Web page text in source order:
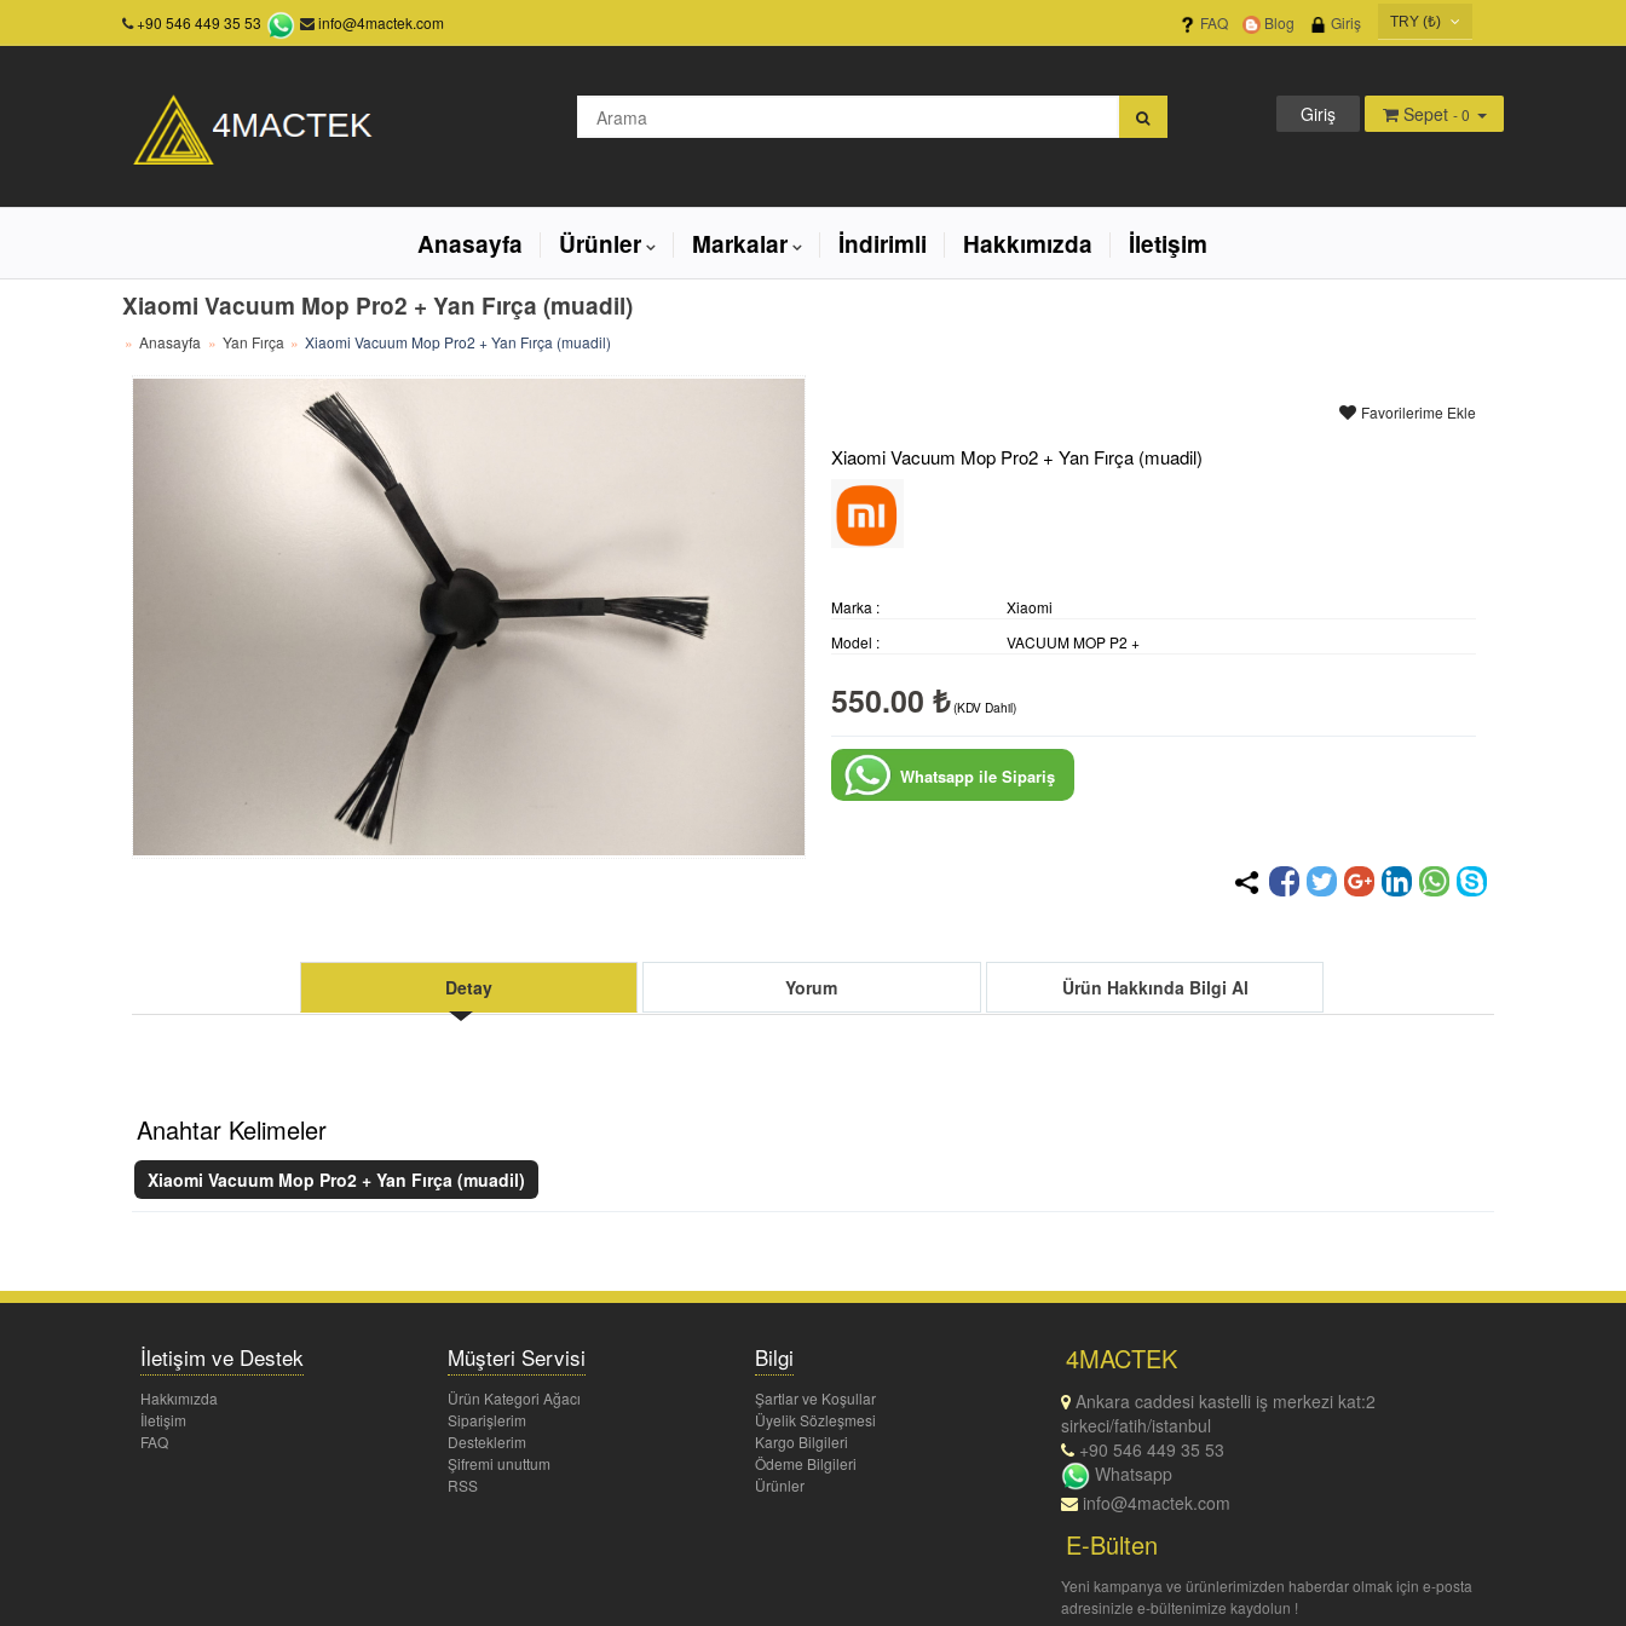
+90 546 449 35 53 info@4mactek.com TRY (₺)
EUR (€)
TRY (₺)
FAQ Blog Giriş
Sepet - 0
Giriş
Anasayfa Ürünler Markalar İndirimli Hakkımızda
İletişim
Xiaomi Vacuum Mop Pro2 + Yan Fırça (muadil)
Anasayfa Yan Fırça Xiaomi Vacuum Mop Pro2 + Yan Fırça (muadil)
Favorilerime Ekle
Xiaomi Vacuum Mop Pro2 + Yan Fırça (muadil)
Marka :
Xiaomi
Model :
VACUUM MOP P2 +
550.00 ₺ (KDV Dahil)
Whatsapp ile Sipariş
Detay Yorum Ürün Hakkında Bilgi Al
Anahtar Kelimeler
Xiaomi Vacuum Mop Pro2 + Yan Fırça (muadil)
İletişim ve Destek
Hakkımızda
İletişim
FAQ
Müşteri Servisi
Ürün Kategori Ağacı
Siparişlerim
Desteklerim
Şifremi unuttum
RSS
Bilgi
Şartlar ve Koşullar
Üyelik Sözleşmesi
Kargo Bilgileri
Ödeme Bilgileri
Ürünler
4MACTEK
Ankara caddesi kastelli iş merkezi kat:2
sirkeci/fatih/istanbul
+90 546 449 35 53
Whatsapp
info@4mactek.com
E-Bülten
Yeni kampanya ve ürünlerimizden haberdar olmak için e-posta
adresinizle e-bültenimize kaydolun !